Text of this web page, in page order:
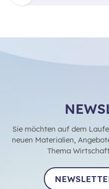
Sie möchten auf dem
neuen Materialien,
Thema